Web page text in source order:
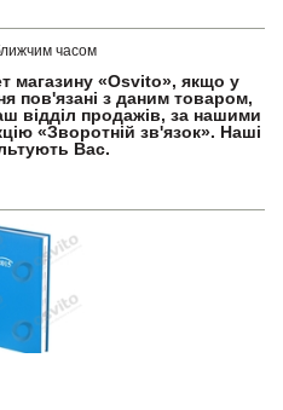
часом
магазину «Osvito», якщо у
пов'язані з даним товаром,
відділ продажів, за нашими
«Зворотній зв'язок». Наші
Вас.